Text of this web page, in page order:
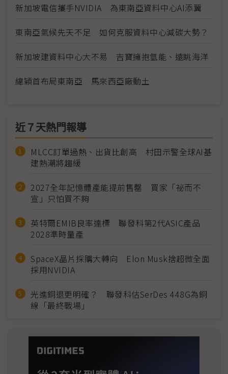
新加坡電信攜手NVIDIA 為東南亞資料中心AI添翼
東南亞氣候先天不足 如何克服資料中心減碳大勢？
新加坡建資料中心大不易 吉寶擁抱氫能、遠眺海洋
緯穎首布局東南亞 馬來西亞廠動土
近７天熱門報導
MLCC訂單過熱、出貨比創高 村田示警全球AI基
建熱潮將趨緩
2027全年記憶體產能提前售罄 買家「祕而不
宣」只怕買不夠
英特爾EMIB良率達標 聯發科第2代ASIC產品
2028準時量產
SpaceX晶片採購大轉向 Elon Musk捨超微全面
採用NVIDIA
光進銅退更明確？ 聯發科估SerDes 448G為銅
線「最終戰場」